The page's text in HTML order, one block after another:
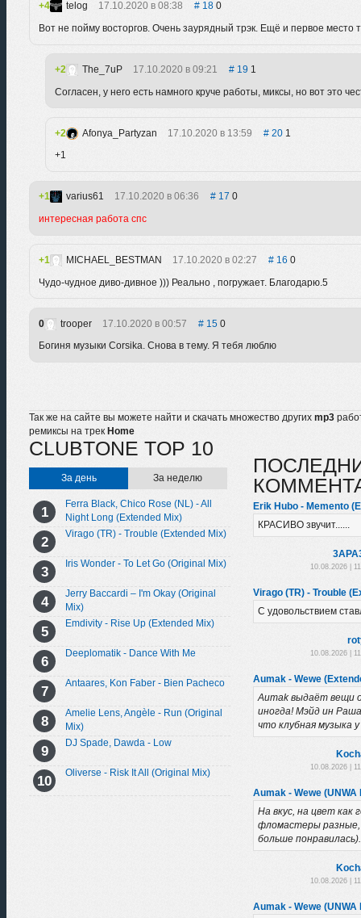
4 telog 17.10.2020 в 08:38 180
Вот не пойму восторгов. Очень заурядный трэк. Ещё и первое место
2 The_7uP 17.10.2020 в 09:21 19 1
Согласен, у него есть намного круче работы, миксы, но вот это
2 Afonya_Partyzan 17.10.2020 в 13:59 201
+1
1 varius61 17.10.2020 в 06:36 17 0
интересная работа спс
1 MICHAEL_BESTMAN 17.10.2020 в 02:27 16 0
Чудо-чудное диво-дивное ))) Реально , погружает. Благодарю.5
0 trooper 17.10.2020 в 00:57 150
Богиня музыки Сorsikа. Снова в тему. Я тебя люблю
Так же на сайте вы можете найти и скачать множество других mp3
ремиксы на трек Home
CLUBTONE TOP 10
За день За неделю
Ferra Black, Chico Rose (NL) - All
Night Long (Extended Mix)
Virago (TR) - Trouble (Extended Mix)
Iris Wonder - To Let Go (Original Mix)
Jerry Baccardi – I'm Okay (Original
Mix)
Emdivity - Rise Up (Extended Mix)
Deeplomatik - Dance With Me
Antaares, Kon Faber - Bien Pacheco
Amelie Lens, Angèle - Run (Original
Mix)
DJ Spade, Dawda - Low
Oliverse - Risk It All (Original Mix)
Erik Hubo - Memento
КРАСИВО звучит......
10.08.2026 |
Virago (TR) - Trouble
С удовольствием
10.08.2026 |
Aumak - Wewe
Aumak выдаёт вещи
иногда! Мэйд ин
что клубная музыка
10.08.2026 |
Aumak - Wewe
На вкус, на цвет как
фломастеры разные,
больше понравилась).
10.08.2026 |
Aumak - Wewe